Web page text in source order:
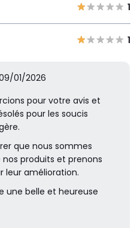
1
1
01/2026
pour votre avis et
pour les soucis
que nous sommes
produits et prenons
leur amélioration.
une belle et heureuse